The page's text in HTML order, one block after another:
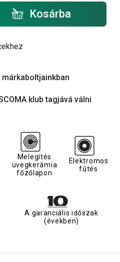
Kosárba
klub tagjává válni
Melegítés
üvegkerámia
főzőlapon
Elektromos
fűtés
A garanciális időszak
(években)